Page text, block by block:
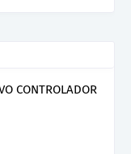
CONTROLADOR